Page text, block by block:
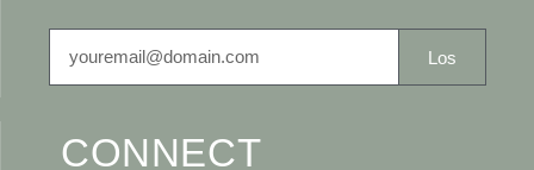
Los
CONNECT